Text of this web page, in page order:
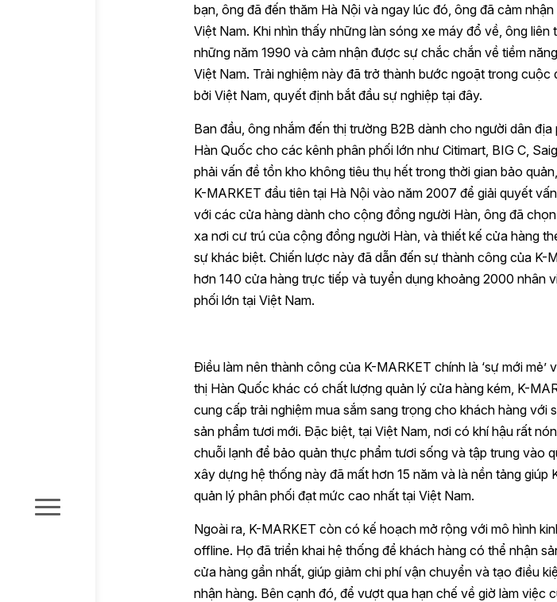
bạn, ông đã đến thăm Hà Nội và ngay lúc đó, ông đã cảm
Việt Nam. Khi nhìn thấy những làn sóng xe máy đổ về, ông liên
những năm 1990 và cảm nhận được sự chắc chắn về tiềm
Việt Nam. Trải nghiệm này đã trở thành bước ngoặt trong cuộc
bởi Việt Nam, quyết định bắt đầu sự nghiệp tại đây.
Ban đầu, ông nhắm đến thị trường B2B dành cho người dân
Hàn Quốc cho các kênh phân phối lớn như Citimart, BIG C,
phải vấn đề tồn kho không tiêu thụ hết trong thời gian bảo
K-MARKET đầu tiên tại Hà Nội vào năm 2007 để giải quyết
với các cửa hàng dành cho cộng đồng người Hàn, ông đã
xa nơi cư trú của cộng đồng người Hàn, và thiết kế cửa hàng
sự khác biệt. Chiến lược này đã dẫn đến sự thành công của K-
hơn 140 cửa hàng trực tiếp và tuyển dụng khoảng 2000 nhân
phối lớn tại Việt Nam.
Điều làm nên thành công của K-MARKET chính là ‘sự mới mẻ’
thị Hàn Quốc khác có chất lượng quản lý cửa hàng kém, K-
cung cấp trải nghiệm mua sắm sang trọng cho khách hàng với
sản phẩm tươi mới. Đặc biệt, tại Việt Nam, nơi có khí hậu rất
chuỗi lạnh để bảo quản thực phẩm tươi sống và tập trung vào
xây dựng hệ thống này đã mất hơn 15 năm và là nền tảng
quản lý phân phối đạt mức cao nhất tại Việt Nam.
Ngoài ra, K-MARKET còn có kế hoạch mở rộng với mô hình
offline. Họ đã triển khai hệ thống để khách hàng có thể nhận
cửa hàng gần nhất, giúp giảm chi phí vận chuyển và tạo điều
nhận hàng. Bên cạnh đó, để vượt qua hạn chế về giờ làm việc